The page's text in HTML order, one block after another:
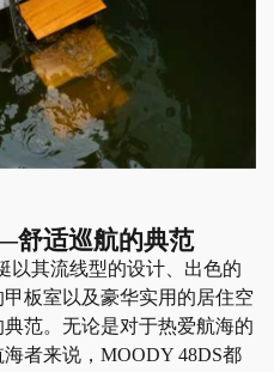
适巡航的典范
以其流线型的设计、出色的
板室以及豪华实用的居住空
范。无论是对于热爱航海的
者来说， MOODY 48DS都